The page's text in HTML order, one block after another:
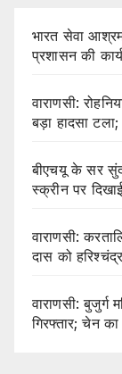
भारत सेवा
प्रशासन की
वाराणसी:
बड़ा हादसा
बीएचयू के सर
स्क्रीन पर
वाराणसी:
दास को
वाराणसी:
गिरफ्तार; चेन